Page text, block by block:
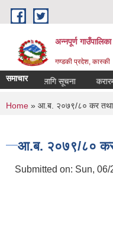
Skip to main content
अन्नपूर्ण
गण्डकी प्रदेश, कास्की
समाचार
सरुवाको लागि सूचना करारमा
You are here
Home » आ.ब. २०७९/८० कर
आ.ब. २०७९/८०
Submitted on: Sun, 06/